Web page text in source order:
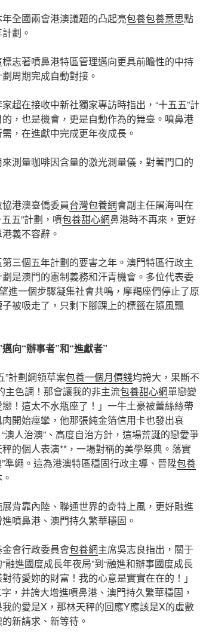
全國兩會港澳議題的凸起亮包養包養意思點
劃。
志著噴鼻港特區管理邁向更具前瞻性的中持
周期完成自動對接。
超在接收中新社獨家專訪時指出，“十五五”計
，也是機會，更是自動作為的舞臺。噴鼻港
，在進獻中完成更年夜成長。
來測量咖啡因含量的激光測量儀，對著門口的
港澳臺僑委員台灣包養網會副主任屠海叫在
五”計劃，噴包養甜心網鼻港時不再來，更好
義不容辭。
三個五年計劃的要害之年。澳門特區行政主
是澳門的憲制義務和汗青機會。多位代表委
進一個步驟凝集社會共鳴，摩羯座們停止了原
被吸走了，只剩下腳踝上的標籤在隨風飄
向“辦事者”和“進獻者”
”計劃綱領草案包養一個月價錢均誇大，果斷不
主色調！那會讓我的非主流包養甜心網單戀變
！這太不水瓶座了！」一牛土豪被蕾絲絲帶
開始痙攣，他那張純金箔信用卡也發出哀
澳人治澳”、高度自治方針，這場荒誕的戀愛爭
的個人表演**，一場對稱的美學祭典。落實
準繩。這為港澳特區穩固行政主導、晉陞包養
背靠內陸、聯通世界的奇特上風，更好融進
噴鼻港、澳門持久繁華穩固。
會行政委員會包養網主席吳志良指出，關于
“融進國度成長年夜局”到“融進和辦事國度成長
待愛妳的財富！我的心意是實實在在的！」
，并誇大增進噴鼻港、澳門持久繁華穩固，
的愛是X，那林天秤的回應Y應該是X的虛數
新請求、新等待。